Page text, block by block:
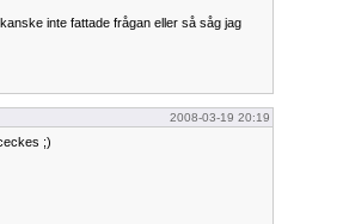
inte fattade frågan eller så såg jag
2008-03-19 20:19
;)